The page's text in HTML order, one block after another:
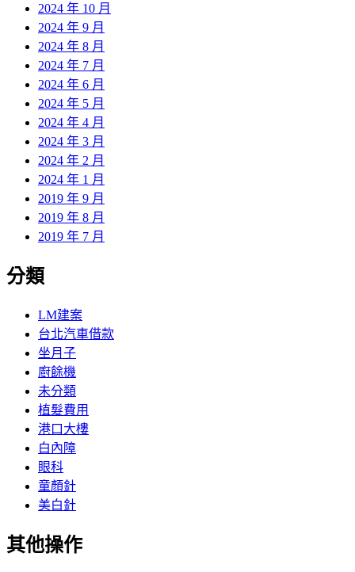
2024 年 10 月
2024 年 9 月
2024 年 8 月
2024 年 7 月
2024 年 6 月
2024 年 5 月
2024 年 4 月
2024 年 3 月
2024 年 2 月
2024 年 1 月
2019 年 9 月
2019 年 8 月
2019 年 7 月
分類
LM建案
台北汽車借款
坐月子
廚餘機
未分類
植髮費用
港口大樓
白內障
眼科
童顏針
美白針
其他操作